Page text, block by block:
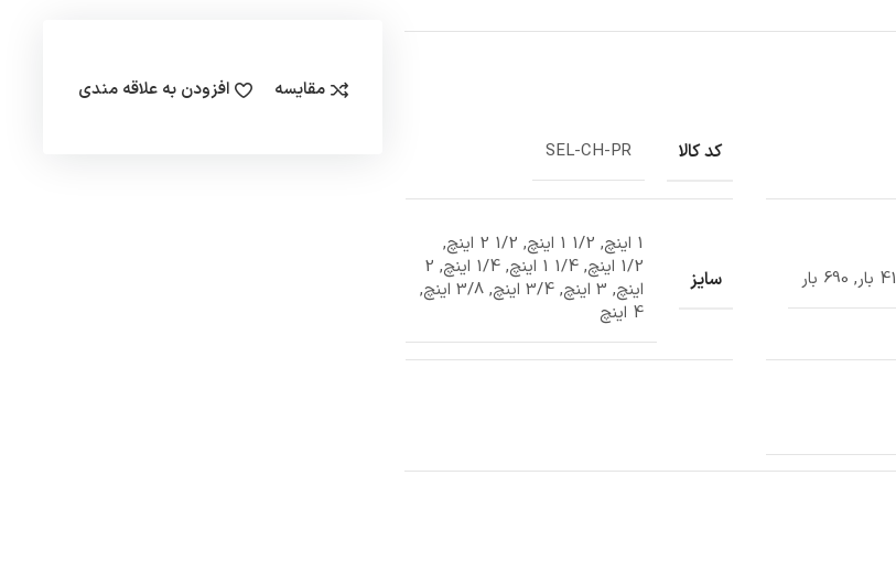
کد کالا SEL-CH-PR
سایز
1 اینچ, 1/2 1 اینچ, 1/2 2 اینچ,
1/2 اینچ, 1/4 1 اینچ, 1/4 اینچ, 2
اینچ, 3 اینچ, 3/4 اینچ, 3/8 اینچ,
4 اینچ
مقایسه افزودن به علاقه مندی